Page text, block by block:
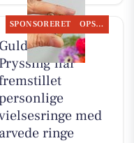
SPONSORERET OPSLAGSTAVLEN
Guldsmed
Pryssing har
med
arvede ringe